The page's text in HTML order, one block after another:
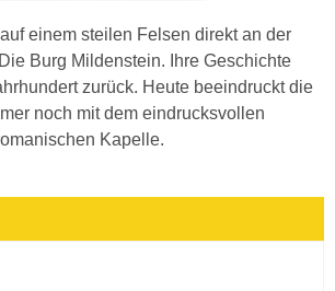
einem steilen Felsen direkt an der
Burg Mildenstein. Ihre Geschichte
zurück. Heute beeindruckt die
noch mit dem eindrucksvollen
Kapelle.